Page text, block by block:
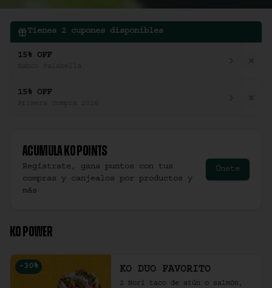
Tienes 2 cupones disponibles
15% OFF
15% OFF
Primera compra 2026
Acumula Ko Points
Regístrate, gana puntos con tus
compras y canjealos por productos y
más
Únete
KO POWER
-30 % KO DUO FAVORITO
2 Nori taco de atún o salmón,